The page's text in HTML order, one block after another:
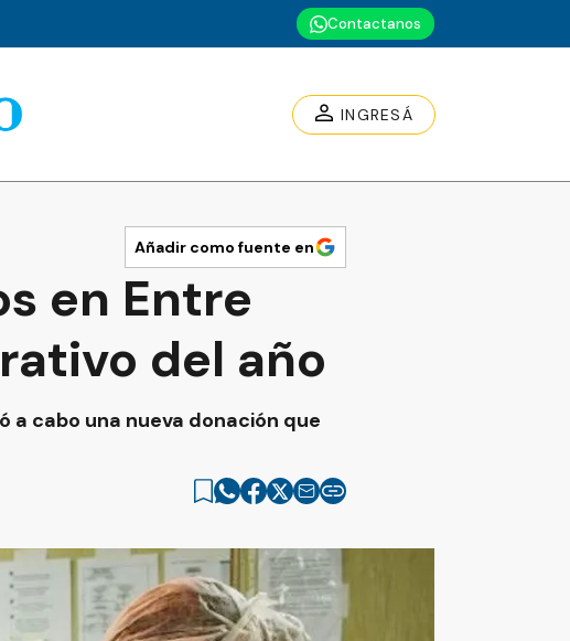
Contactanos
INGRESÁ
Añadir como fuente en
en Entre
del año
a cabo una nueva donación que